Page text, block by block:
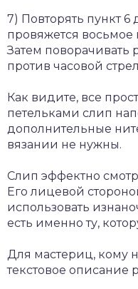
7) Повторять пункт 6
провяжется восьмое
Затем поворачивать
против часовой
Как видите, все
петельками слип
дополнительные
вязании не нужны.
Слип эффектно
Его лицевой
использовать
есть именно ту,
Для мастериц, кому
текстовое описание